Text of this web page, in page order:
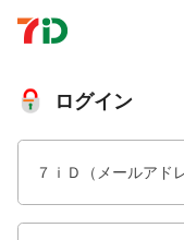
ログイン
７ｉＤ（メールアド